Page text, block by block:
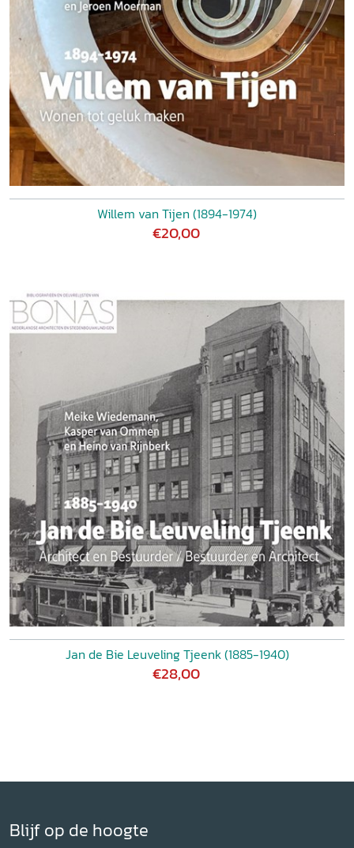
Willem van Tijen (1894-1974)
€20,00
Jan de Bie Leuveling Tjeenk (1885-1940)
€28,00
Blijf op de hoogte